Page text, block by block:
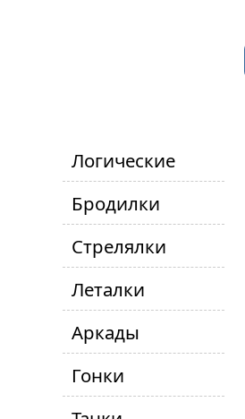
Логические
Бродилки
Стрелялки
Леталки
Аркады
Гонки